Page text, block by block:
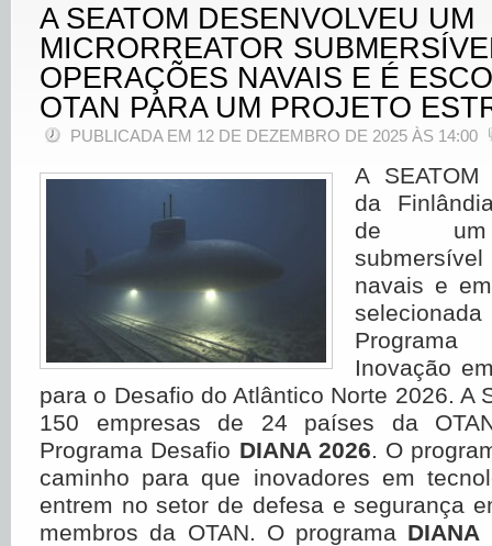
A SEATOM DESENVOLVEU UM
MICRORREATOR
OPERAÇÕES NAVAIS E É
OTAN PARA UM PROJETO
PUBLICADA EM 12 DE DEZEMBRO DE 2025 ÀS 14:00
A SEATOM
da
de um
navais e
Inovação
para o Desafio do Atlântico Norte 2026. A
150 empresas de 24 países da
Programa Desafio DIANA 2026. O
caminho para que inovadores em
entrem no setor de defesa e segurança
membros da OTAN. O programa DIANA